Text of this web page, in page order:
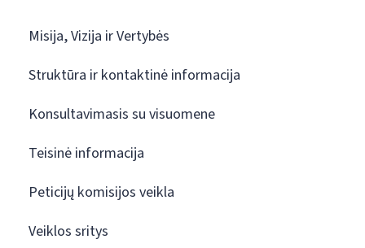
Misija, Vizija ir Vertybės
Struktūra ir kontaktinė informacija
Konsultavimasis su visuomene
Teisinė informacija
Peticijų komisijos veikla
Veiklos sritys